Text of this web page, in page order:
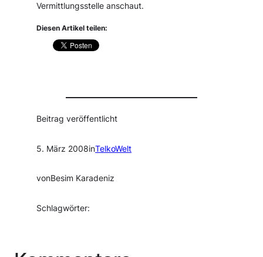
Vermittlungsstelle anschaut.
Diesen Artikel teilen:
Beitrag veröffentlicht
5. März 2008inTelkoWelt
vonBesim Karadeniz
Schlagwörter: